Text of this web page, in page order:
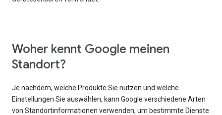
Woher kennt Google meinen
Standort?
Je nachdem, welche Produkte Sie nutzen und welche
Einstellungen Sie auswählen, kann Google verschiedene Arten
von Standortinformationen verwenden, um bestimmte Dienste